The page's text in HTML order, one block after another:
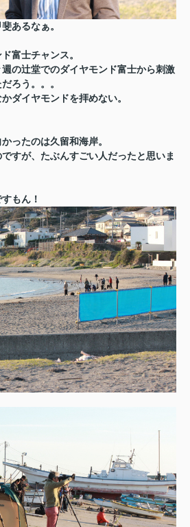
あるなぁ。
富士チャンス。
の辻堂でのダイヤモンド富士から刺激
ろう。。。
ダイヤモンドを拝めない。
ったのは久留和海岸。
すが、たぶんすごい人だったと思いま
もん！